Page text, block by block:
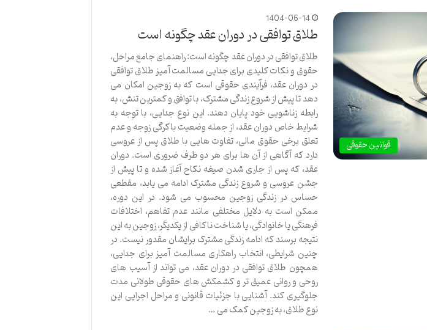
قوانین حقوقی
1404-06-14
طلاق توافقی در دوران عقد چگونه است
طلاق توافقی در دوران عقد چگونه است: راهنمای جامع مراحل،
حقوق و نکات کلیدی برای جدایی مسالمت آمیز طلاق توافقی
در دوران عقد، فرآیندی حقوقی است که به زوجین امکان می
دهد تا پیش از شروع زندگی مشترک، با توافق و کمترین تنش، به
رابطه زناشویی خود پایان دهند. این نوع جدایی، با توجه به
شرایط خاص دوران عقد، از جمله وضعیت باکرگی زوجه و عدم
تعلق برخی حقوق مالی، تفاوت هایی با طلاق پس از عروسی
دارد که آگاهی از آن ها برای هر دو طرف ضروری است. دوران
عقد، که پس از جاری شدن صیغه نکاح آغاز شده و تا پیش از
جشن عروسی و شروع زندگی مشترک ادامه می یابد، مقطعی
حساس در زندگی زوجین محسوب می شود. در این دوره،
ممکن است به دلایل مختلفی مانند عدم تفاهم، اختلافات
فرهنگی یا خانوادگی، یا شناخت ناکافی از یکدیگر، زوجین به این
نتیجه برسند که ادامه زندگی مشترک برایشان مقدور نیست. در
چنین شرایطی، انتخاب راهکاری مسالمت آمیز برای جدایی،
همچون طلاق توافقی در دوران عقد، می تواند از آسیب های
روحی و روانی عمیق تر و کشمکش های حقوقی طولانی مدت
جلوگیری کند. آشنایی با جزئیات قانونی و مراحل اجرایی این
نوع طلاق، به زوجین کمک می …